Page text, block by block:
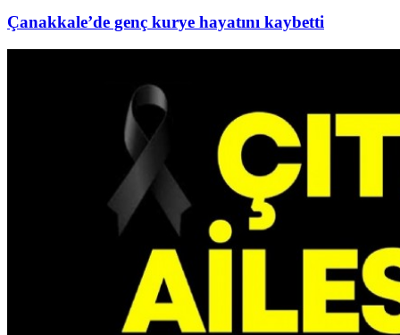
Çanakkale’de genç kurye hayatını kaybetti